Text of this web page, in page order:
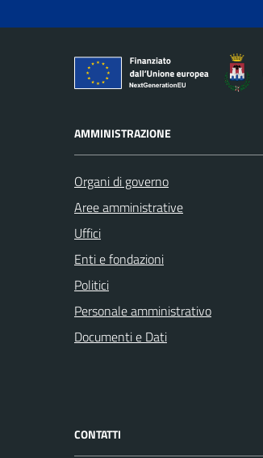
AMMINISTRAZIONE
Organi di governo
Aree amministrative
Uffici
Enti e fondazioni
Politici
Personale amministrativo
Documenti e Dati
CONTATTI